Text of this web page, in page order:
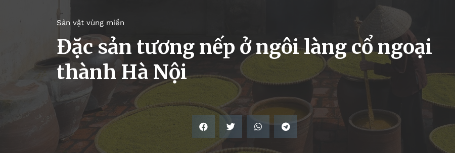
Sản vật vùng miền
Đặc sản tương nếp ở ngôi làng cổ ngoại
thành Hà Nội